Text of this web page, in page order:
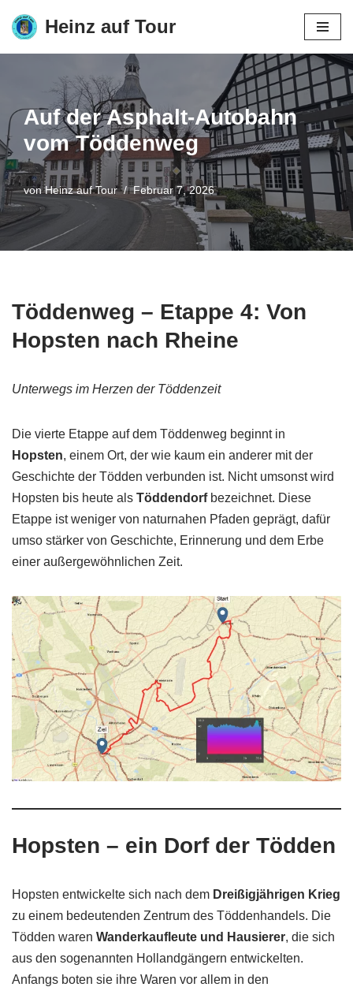
Zum
springen
Heinz auf Tour
Auf der Asphalt-Autobahn
vom Töddenweg
vonHeinz auf Tour Februar 7, 2026
Töddenweg – Etappe 4: Von
Hopsten nach Rheine
Unterwegs im Herzen der Töddenzeit
Die vierte Etappe auf dem Töddenweg beginnt in
Hopsten, einem Ort, der wie kaum ein anderer mit der
Geschichte der Tödden verbunden ist. Nicht umsonst wird
Hopsten bis heute als Töddendorfbezeichnet. Diese
Etappe ist weniger von naturnahen Pfaden geprägt, dafür
umso stärker von Geschichte, Erinnerung und dem Erbe
einer außergewöhnlichen Zeit.
Hopsten – ein Dorf der Tödden
Hopsten entwickelte sich nach dem Dreißigjährigen Krieg
zu einem bedeutenden Zentrum des Töddenhandels. Die
Tödden waren Wanderkaufleute und Hausierer, die sich
aus den sogenannten Hollandgängern entwickelten.
Anfangs boten sie ihre Waren vor allem in den